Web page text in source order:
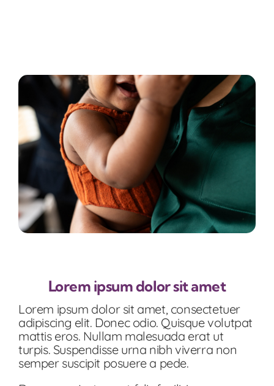
Lorem ipsum dolor sit amet
Lorem ipsum dolor sit amet, consectetuer
adipiscing elit. Donec odio. Quisque volutpat
mattis eros. Nullam malesuada erat ut
turpis. Suspendisse urna nibh viverra non
semper suscipit posuere a pede.